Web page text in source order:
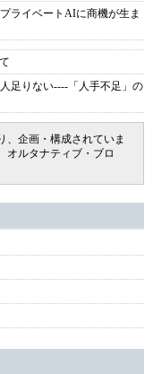
ライベートAIに商機が生ま
足りない----「人手不足」の
、企画・構成されていま
オルタナティブ・ブロ